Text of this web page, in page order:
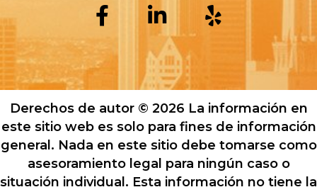
Derechos de autor © 2026 La información en
este sitio web es solo para fines de información
general. Nada en este sitio debe tomarse como
asesoramiento legal para ningún caso o
situación individual. Esta información no tiene la